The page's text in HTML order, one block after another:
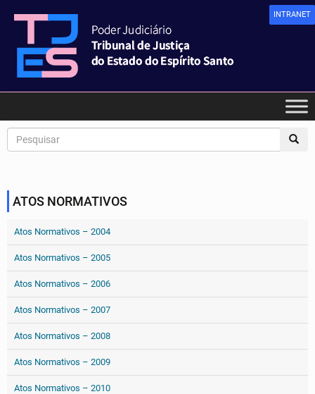
INTRANET
ATOS NORMATIVOS
Atos Normativos – 2004
Atos Normativos – 2005
Atos Normativos – 2006
Atos Normativos – 2007
Atos Normativos – 2008
Atos Normativos – 2009
Atos Normativos – 2010